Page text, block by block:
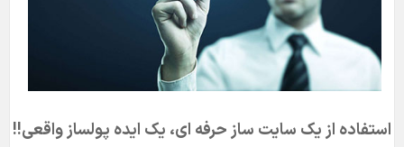
استفاده از یک سایت ساز حرفه ای، یک ایده پولساز واقعی!!